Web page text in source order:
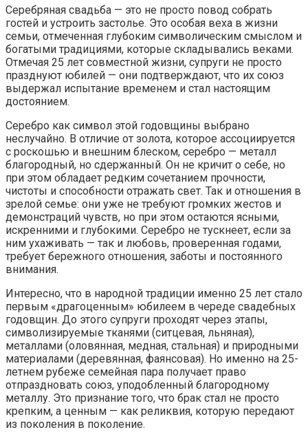
Серебряная свадьба — это не просто повод собрать
гостей и устроить застолье. Это особая веха в жизни
семьи, отмеченная глубоким символическим смыслом и
богатыми традициями, которые складывались веками.
Отмечая 25 лет совместной жизни, супруги не просто
празднуют юбилей — они подтверждают, что их союз
выдержал испытание временем и стал настоящим
достоянием.
Серебро как символ этой годовщины выбрано
неслучайно. В отличие от золота, которое ассоциируется
с роскошью и внешним блеском, серебро — металл
благородный, но сдержанный. Он не кричит о себе, но
при этом обладает редким сочетанием прочности,
чистоты и способности отражать свет. Так и отношения в
зрелой семье: они уже не требуют громких жестов и
демонстраций чувств, но при этом остаются ясными,
искренними и глубокими. Серебро не тускнеет, если за
ним ухаживать — так и любовь, проверенная годами,
требует бережного отношения, заботы и постоянного
внимания.
Интересно, что в народной традиции именно 25 лет стало
первым «драгоценным» юбилеем в череде свадебных
годовщин. До этого супруги проходят через этапы,
символизируемые тканями (ситцевая, льняная),
металлами (оловянная, медная, стальная) и природными
материалами (деревянная, фаянсовая). Но именно на 25-
летнем рубеже семейная пара получает право
отпраздновать союз, уподобленный благородному
металлу. Это признание того, что брак стал не просто
крепким, а ценным — как реликвия, которую передают
из поколения в поколение.